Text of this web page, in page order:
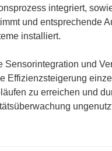
integriert,
und entsprechende
installiert.
Sensorintegration und
Effizienzsteigerung
zu erreichen und